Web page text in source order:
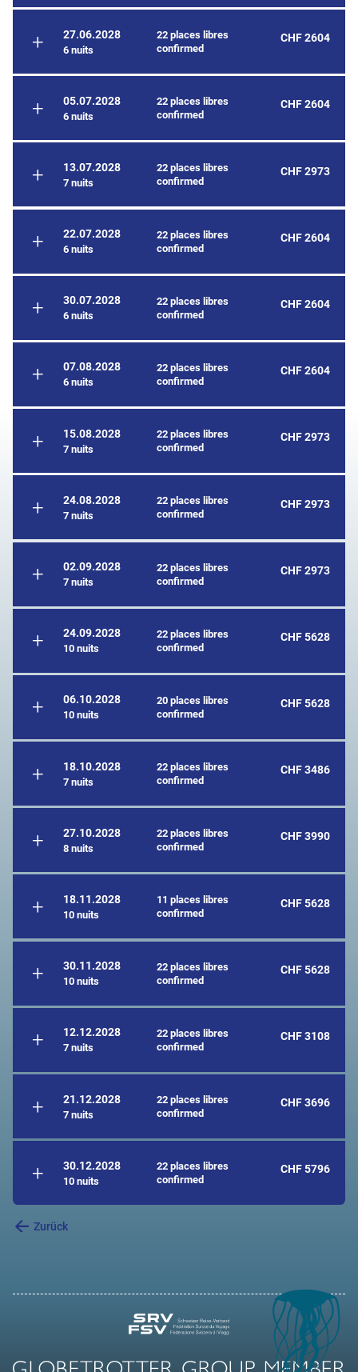
27.06.2028
6 nuits
22 places libres
confirmed
CHF 2604
05.07.2028
6 nuits
22 places libres
confirmed
CHF 2604
13.07.2028
7 nuits
22 places libres
confirmed
CHF 2973
22.07.2028
6 nuits
22 places libres
confirmed
CHF 2604
30.07.2028
6 nuits
22 places libres
confirmed
CHF 2604
07.08.2028
6 nuits
22 places libres
confirmed
CHF 2604
15.08.2028
7 nuits
22 places libres
confirmed
CHF 2973
24.08.2028
7 nuits
22 places libres
confirmed
CHF 2973
02.09.2028
7 nuits
22 places libres
confirmed
CHF 2973
24.09.2028
10 nuits
22 places libres
confirmed
CHF 5628
06.10.2028
10 nuits
20 places libres
confirmed
CHF 5628
18.10.2028
7 nuits
22 places libres
confirmed
CHF 3486
27.10.2028
8 nuits
22 places libres
confirmed
CHF 3990
18.11.2028
10 nuits
11 places libres
confirmed
CHF 5628
30.11.2028
10 nuits
22 places libres
confirmed
CHF 5628
12.12.2028
7 nuits
22 places libres
confirmed
CHF 3108
21.12.2028
7 nuits
22 places libres
confirmed
CHF 3696
30.12.2028
10 nuits
22 places libres
confirmed
CHF 5796
Zurück